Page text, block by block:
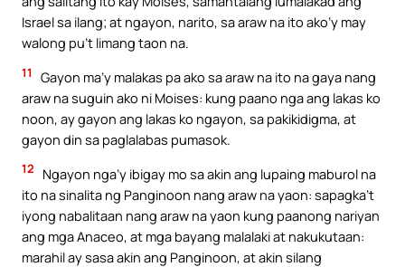
Israel sa ilang; at ngayon, narito, sa araw na ito ako’y may
walong pu’t limang taon na.
11
Gayon ma’y malakas pa ako sa araw na ito na gaya nang
araw na suguin ako ni Moises: kung paano nga ang lakas ko
noon, ay gayon ang lakas ko ngayon, sa pakikidigma, at
gayon din sa paglalabas pumasok.
12
Ngayon nga’y ibigay mo sa akin ang lupaing maburol na
ito na sinalita ng Panginoon nang araw na yaon: sapagka’t
iyong nabalitaan nang araw na yaon kung paanong nariyan
ang mga Anaceo, at mga bayang malalaki at nakukutaan:
marahil ay sasa akin ang Panginoon, at akin silang